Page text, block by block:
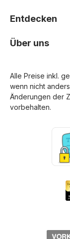
Entdecken
Über uns
Alle Preise inkl.
wenn nicht
Änderungen der
vorbehalten.